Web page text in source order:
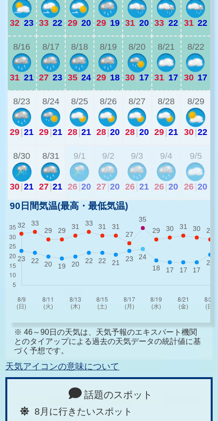
32|23 33|22 29|20 29|19 31|20 33|22 31|22
8/16
31|21
8/17
27|23
8/18
35|24
8/19
29|18
8/20
30| 17
8/21
31| 17
8/22
30|17
8/23
29|21
8/24
29|21
8/25
28|21
8/26
28|20
8/27
28|20
8/28
29|21
8/29
30|22
8/30
30|21
8/31
27|21
9/1
26 20
9/2
27 20
9/3
26 21
9/4
26 20
9/5
26 20
90日間気温(最高・最低気温)
※ 46～90日の天気は、天気予報のエキスパート機関
とのタイアップによる過去の天気データの統計値に基
づく予想です。
天気アイコンの意味について
話題のスポット
8月に行きたいスポット